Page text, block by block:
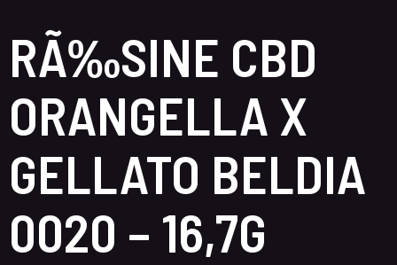
RÃ‰SINE CBD
ORANGELLA X
GELLATO BELDIA
0020 – 16,7G